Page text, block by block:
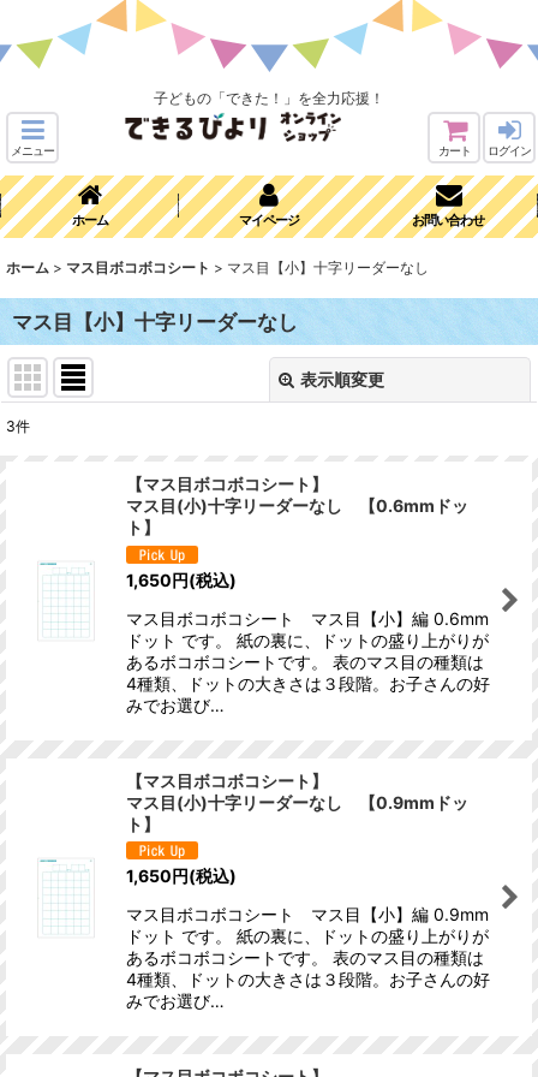
子どもの「できた！」を全力応援！
メニュー カート ログイン
ホーム マイページ お問い合わせ
ホーム > マス目ボコボコシート > マス目【小】十字リーダーなし
マス目【小】十字リーダーなし
表示順変更
3件
【マス目ボコボコシート】
マス目(小)十字リーダーなし 【0.6mmドッ
ト】
1,650円(税込)
マス目ボコボコシート マス目【小】編 0.6mm
ドット です。 紙の裏に、ドットの盛り上がりが
あるボコボコシートです。 表のマス目の種類は
4種類、ドットの大きさは３段階。お子さんの好
みでお選び…
【マス目ボコボコシート】
マス目(小)十字リーダーなし 【0.9mmドッ
ト】
1,650円(税込)
マス目ボコボコシート マス目【小】編 0.9mm
ドット です。 紙の裏に、ドットの盛り上がりが
あるボコボコシートです。 表のマス目の種類は
4種類、ドットの大きさは３段階。お子さんの好
みでお選び…